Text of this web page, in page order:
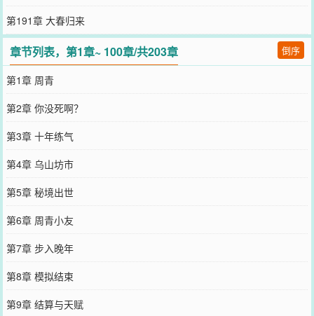
第191章 大春归来
章节列表，第1章~ 100章/共203章 倒序
第1章 周青
第2章 你没死啊？
第3章 十年练气
第4章 乌山坊市
第5章 秘境出世
第6章 周青小友
第7章 步入晚年
第8章 模拟结束
第9章 结算与天赋